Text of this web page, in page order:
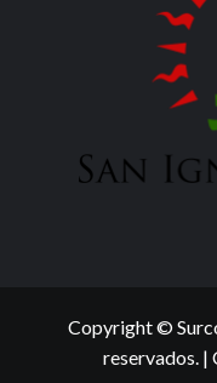
Copyright ©
reservados. |